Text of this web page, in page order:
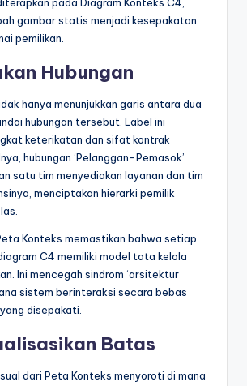
pada Diagram Konteks C4,
gambar statis menjadi kesepakatan
pemilikan.
Hubungan
hanya menunjukkan garis antara dua
hubungan tersebut. Label ini
keterikatan dan sifat kontrak
hubungan ‘Pelanggan-Pemasok’
satu tim menyediakan layanan dan tim
menciptakan hierarki pemilik
Konteks memastikan bahwa setiap
C4 memiliki model tata kelola
Ini mencegah sindrom ‘arsitektur
sistem berinteraksi secara bebas
disepakati.
Batas
dari Peta Konteks menyoroti di mana